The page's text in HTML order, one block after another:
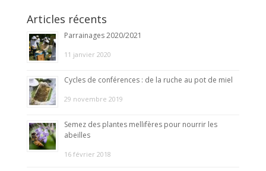
Articles récents
Parrainages 2020/2021
11 janvier 2020
Cycles de conférences : de la ruche au pot de miel
29 novembre 2019
Semez des plantes mellifères pour nourrir les
abeilles
16 février 2018